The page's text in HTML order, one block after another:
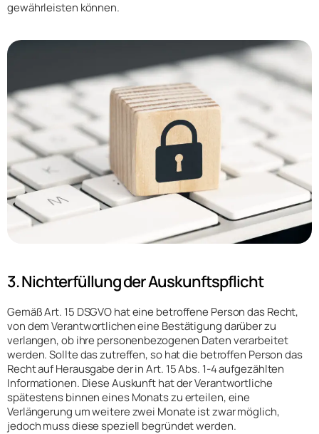
gewährleisten können.
3. Nichterfüllung der Auskunftspflicht
Gemäß Art. 15 DSGVO hat eine betroffene Person das Recht,
von dem Verantwortlichen eine Bestätigung darüber zu
verlangen, ob ihre personenbezogenen Daten verarbeitet
werden. Sollte das zutreffen, so hat die betroffen Person das
Recht auf Herausgabe der in Art. 15 Abs. 1-4 aufgezählten
Informationen. Diese Auskunft hat der Verantwortliche
spätestens binnen eines Monats zu erteilen, eine
Verlängerung um weitere zwei Monate ist zwar möglich,
jedoch muss diese speziell begründet werden.